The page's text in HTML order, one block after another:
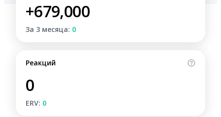
+679,000
За 3 месяца: 0
Реакций
0
ERV: 0